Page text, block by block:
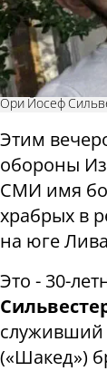
Этим
обороны
СМИ имя
храбрых в
на юге
Это -30-
служивший
(«Шакед»)